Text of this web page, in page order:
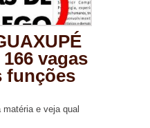
vagas
funções
e veja qual